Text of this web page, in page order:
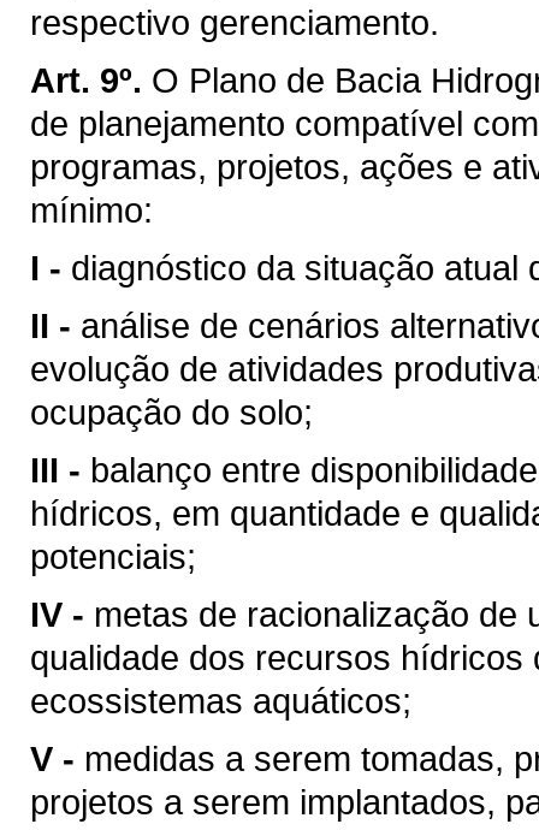
respectivo gerenciamento.
Art. 9º. O Plano de Bacia
de planejamento compatível
programas, projetos, ações e
mínimo:
I - diagnóstico da situação atual
II - análise de cenários
evolução de atividades
ocupação do solo;
III - balanço entre
hídricos, em quantidade e
potenciais;
IV - metas de racionalização de
qualidade dos recursos
ecossistemas aquáticos;
V - medidas a serem tomadas,
projetos a serem implantados,